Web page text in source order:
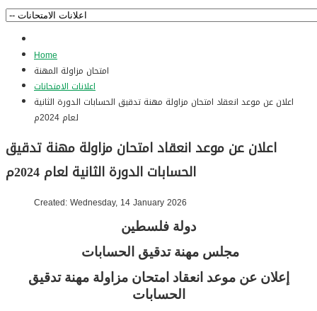
Home
امتحان مزاولة المهنة
اعلانات الامتحانات
اعلان عن موعد انعقاد امتحان مزاولة مهنة تدقيق الحسابات الدورة الثانية
لعام 2024م
اعلان عن موعد انعقاد امتحان مزاولة مهنة تدقيق
الحسابات الدورة الثانية لعام 2024م
Created: Wednesday, 14 January 2026
دولة فلسطين
مجلس مهنة تدقيق الحسابات
إعلان عن موعد انعقاد امتحان مزاولة مهنة تدقيق
الحسابات